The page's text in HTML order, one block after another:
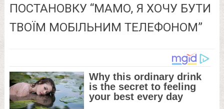
ПОСТАНОВКУ “МАМО, Я ХОЧУ БУТИ
ТВОЇМ МОБІЛЬНИМ ТЕЛЕФОНОМ”